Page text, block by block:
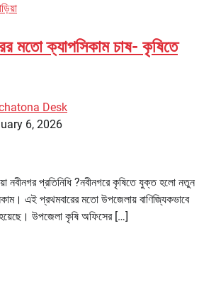
মতো ক্যাপসিকাম চাষ- কৃষিতে
Desk
6, 2026
নবীনগর প্রতিনিধি ?নবীনগরে কৃষিতে যুক্ত হলো নতুন
এই প্রথমবারের মতো উপজেলায় বাণিজ্যিকভাবে
উপজেলা কৃষি অফিসের […]